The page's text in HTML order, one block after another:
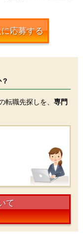
応募する
転職先探しを、 専門
て